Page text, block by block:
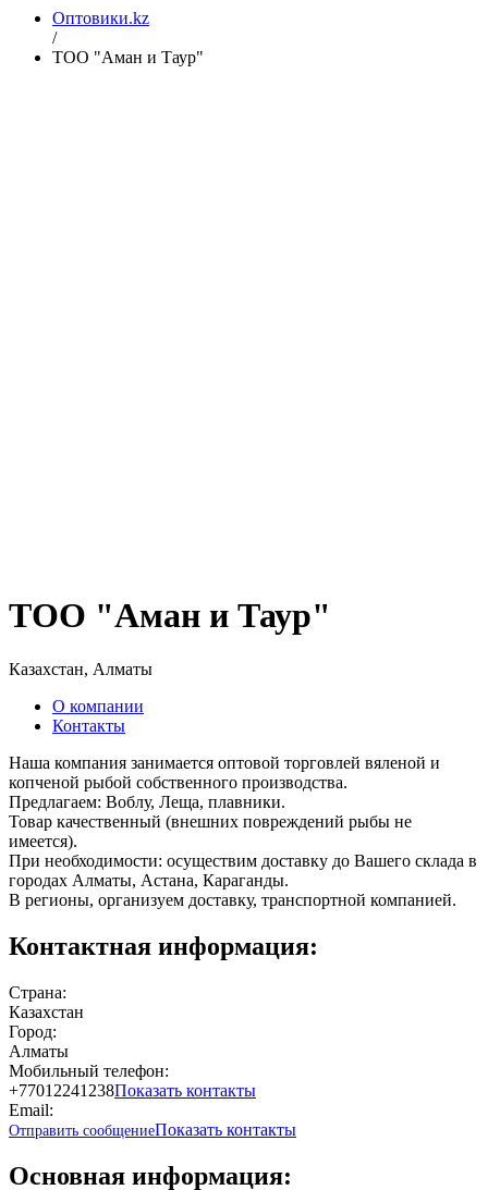
Оптовики.kz
/
ТОО "Аман и Таур"
ТОО "Аман и Таур"
Казахстан, Алматы
О компании
Контакты
Наша компания занимается оптовой торговлей вяленой и
копченой рыбой собственного производства.
Предлагаем: Воблу, Леща, плавники.
Товар качественный (внешних повреждений рыбы не
имеется).
При необходимости: осуществим доставку до Вашего склада в
городах Алматы, Астана, Караганды.
В регионы, организуем доставку, транспортной компанией.
Контактная информация:
Страна:
Казахстан
Город:
Алматы
Мобильный телефон:
+77012241238Показать контакты
Email:
Отправить сообщениеПоказать контакты
Основная информация: